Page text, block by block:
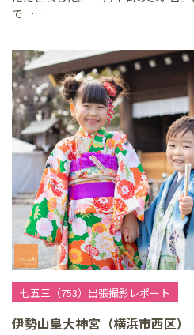
で……
七五三（753）出張撮影レポート
伊勢山皇大神宮（横浜市西区）